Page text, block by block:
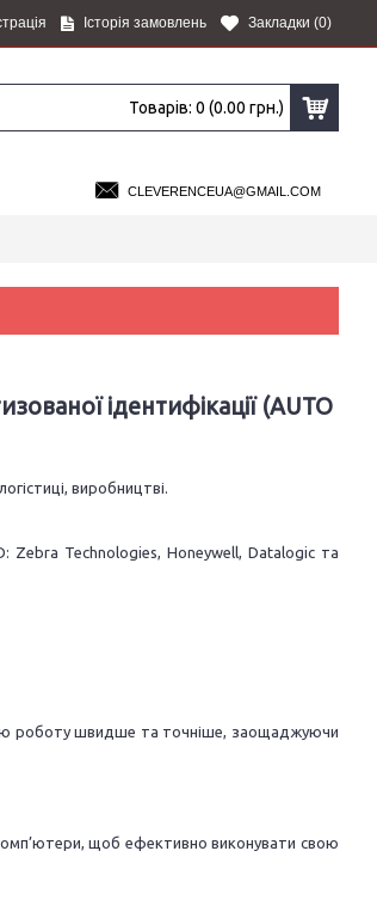
Історія замовлень Закладки (0)
Товарів: 0 (0.00 грн.)
CLEVERENCEUA@GMAIL.COM
ідентифікації (AUTO
виробництві.
Zebra Technologies, Honeywell, Datalogic та
роботу швидше та точніше, заощаджуючи
щоб ефективно виконувати свою